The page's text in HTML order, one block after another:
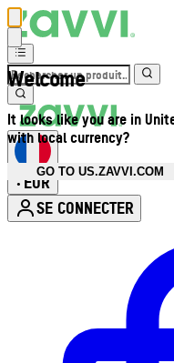
Welcome
It looks like you are in
with local currency?
GO TO US.ZAVVI.COM
• EUR
SE CONNECTER